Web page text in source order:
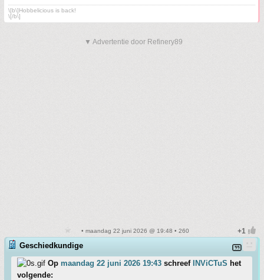
\[b\]Hobbelicious is back!
\[/b\]
▼ Advertentie door Refinery89
• maandag 22 juni 2026 @ 19:48 • 260
Geschiedkundige
Op maandag 22 juni 2026 19:43 schreef INViCTuS het
volgende: